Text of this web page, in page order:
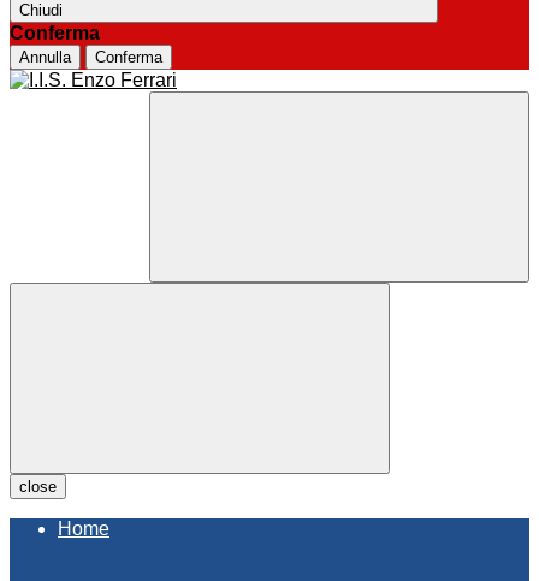
Chiudi
Conferma
Annulla Conferma
close
Home